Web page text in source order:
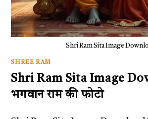
Shri Ram Sita Image
SHREE RAM
Shri Ram Sita Image
भगवान राम की फोटो